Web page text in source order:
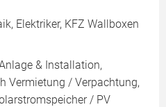
Elektriker, KFZ Wallboxen
& Installation,
Vermietung / Verpachtung,
/ PV